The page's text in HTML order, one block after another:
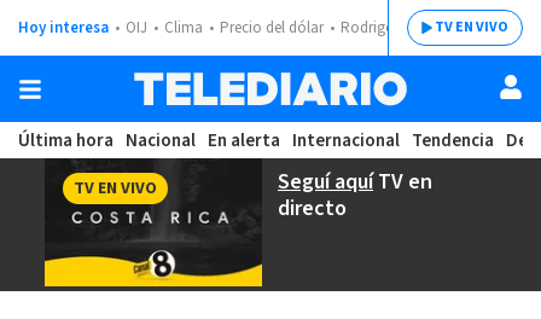
Hoy interesa OIJ Clima Precio del dólar Rodrigo ChavesTV EN VIVO
Última hora Nacional En alerta Internacional Tendencia
Seguí aquíTV en
directo
TV EN VIVO